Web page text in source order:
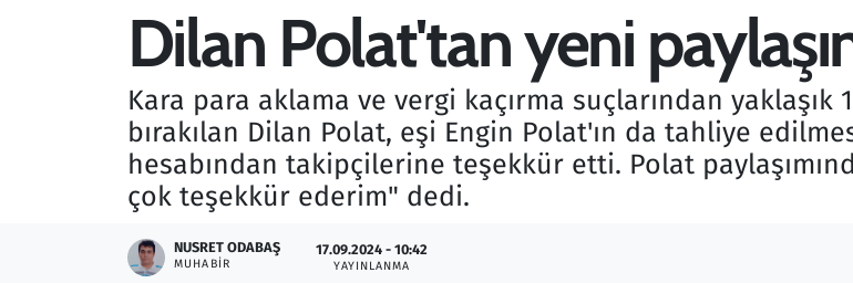
Dilan Polat'tan yeni
Kara para aklama ve vergi kaçırma suçlarından
bırakılan Dilan Polat, eşi Engin Polat'ın da tahliye
hesabından takipçilerine teşekkür etti. Polat
çok teşekkür ederim" dedi.
NUSRET ODABAŞ
MUHABIR
17.09.2024 - 10:42
YAYINLANMA
Savunma Sanayi
Seçim 2023
Teknoloji ve Bilim